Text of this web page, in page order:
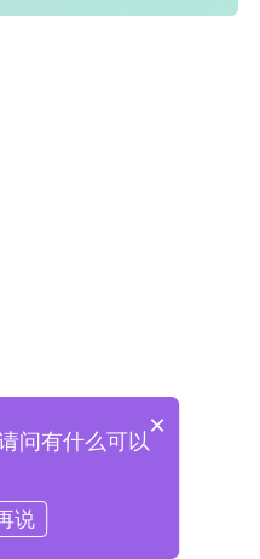
格兰德官网用户协议》
×
问有什么可以
说